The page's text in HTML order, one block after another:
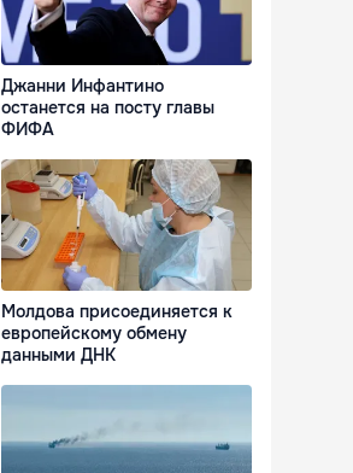
Джанни Инфантино
останется на посту главы
ФИФА
Молдова присоединяется к
европейскому обмену
данными ДНК